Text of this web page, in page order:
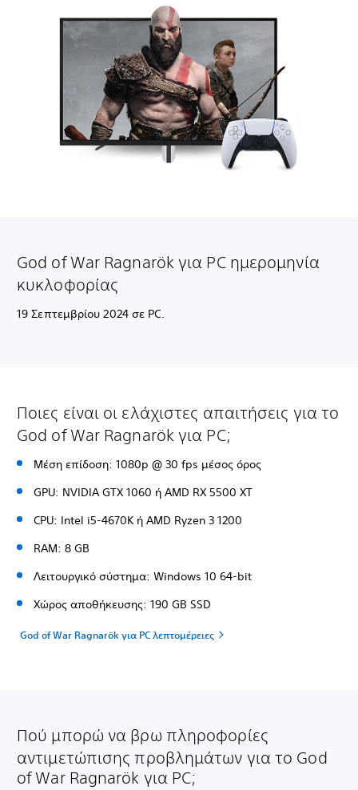
God of War Ragnarök για PC ημερομηνία
κυκλοφορίας
19 Σεπτεμβρίου 2024 σε PC.
Ποιες είναι οι ελάχιστες απαιτήσεις για το
God of War Ragnarök για PC;
Μέση επίδοση: 1080p @ 30 fps μέσος όρος
GPU: NVIDIA GTX 1060 ή AMD RX 5500 XT
CPU: Intel i5-4670K ή AMD Ryzen 3 1200
RAM: 8 GB
Λειτουργικό σύστημα: Windows 10 64-bit
Χώρος αποθήκευσης: 190 GB SSD
God of War Ragnarök για PC λεπτομέρειες
Πού μπορώ να βρω πληροφορίες
αντιμετώπισης προβλημάτων για το God
of War Ragnarök για PC;